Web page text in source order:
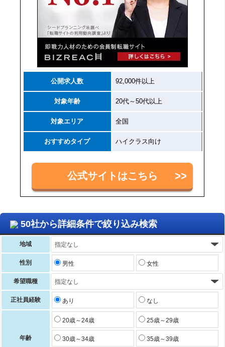
公開求人数 92,000件以上
対象年齢 20代～50代以上
対象エリア 全国
おすすめタイプ ハイクラス向け
公式サイトはこちら
50社から詳細条件で絞り込み検索
地域
性別 男性 女性
希望職種
正社員経験 あり なし
年齢
20歳～24歳 25歳～29歳
30歳～34歳 35歳～39歳